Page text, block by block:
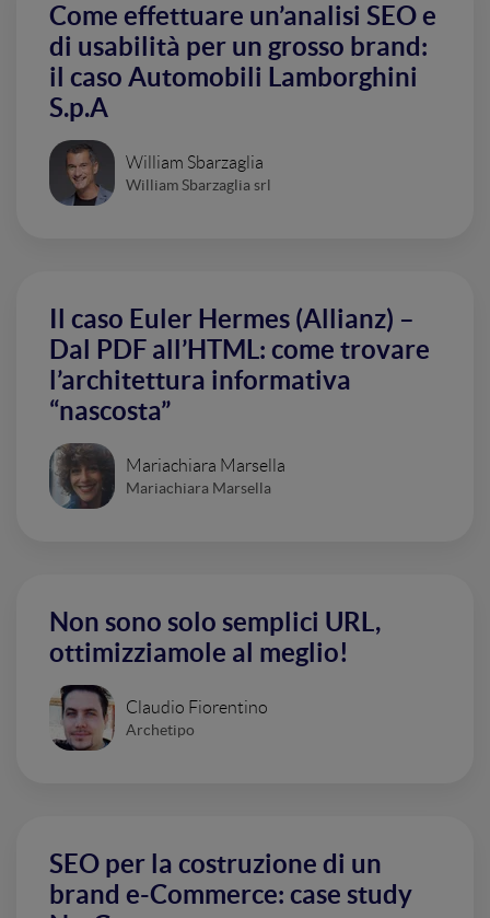
Come effettuare un’analisi SEO e
di usabilità per un grosso brand:
il caso Automobili Lamborghini
S.p.A
William Sbarzaglia
William Sbarzaglia srl
Il caso Euler Hermes (Allianz) –
Dal PDF all’HTML: come trovare
l’architettura informativa
“nascosta”
Mariachiara Marsella
Mariachiara Marsella
Non sono solo semplici URL,
ottimizziamole al meglio!
Claudio Fiorentino
Archetipo
SEO per la costruzione di un
brand e-Commerce: case study